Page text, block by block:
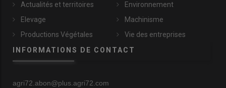
Actualités et territoires
Elevage
Productions Végétales
Environnement
Machinisme
Vie des entreprises
INFORMATIONS DE CONTACT
agri72.abon@plus.agri72.com